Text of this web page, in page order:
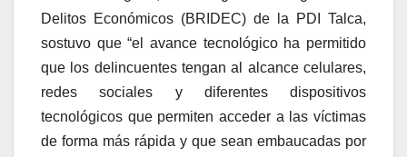
Delitos Económicos (BRIDEC) de la PDI Talca,
sostuvo que “el avance tecnológico ha permitido
que los delincuentes tengan al alcance celulares,
redes sociales y diferentes dispositivos
tecnológicos que permiten acceder a las víctimas
de forma más rápida y que sean embaucadas por